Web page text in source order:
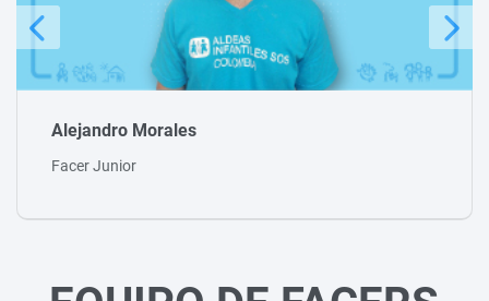
Fredy Vélez
Tallerista